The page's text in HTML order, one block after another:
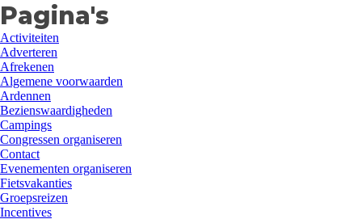
Pagina's
Activiteiten
Adverteren
Afrekenen
Algemene voorwaarden
Ardennen
Bezienswaardigheden
Campings
Congressen organiseren
Contact
Evenementen organiseren
Fietsvakanties
Groepsreizen
Incentives